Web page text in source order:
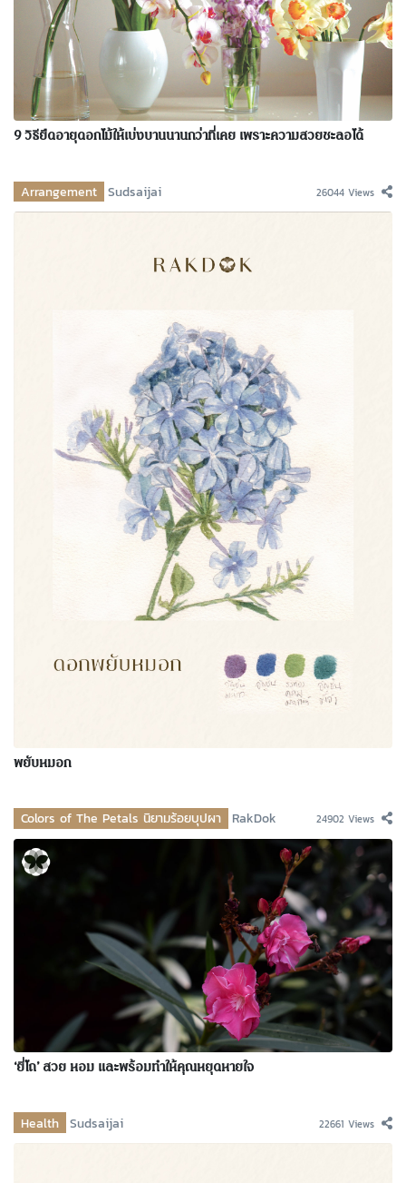
9 วิธียืดอายุดอกไม้ให้เบ่งบานนานกว่าที่เคย เพราะความสวยชะลอได้
Arrangement Sudsaijai 26044 Views
พยับหมอก
Colors of The Petals นิยามร้อยบุปผา RakDok 24902 Views
‘ยี่โถ’ สวย หอม และพร้อมทำให้คุณหยุดหายใจ
Health Sudsaijai 22661 Views